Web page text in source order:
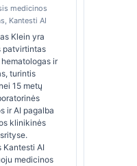
medicinos
Kantesti AI
Klein yra
patvirtintas
ir
turintis
15 metų
ir AI pagalba
klinikinės
Kantesti AI
medicinos